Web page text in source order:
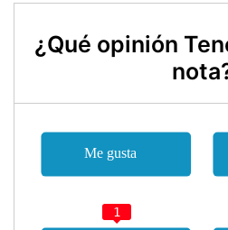
¿Qué opinión
1